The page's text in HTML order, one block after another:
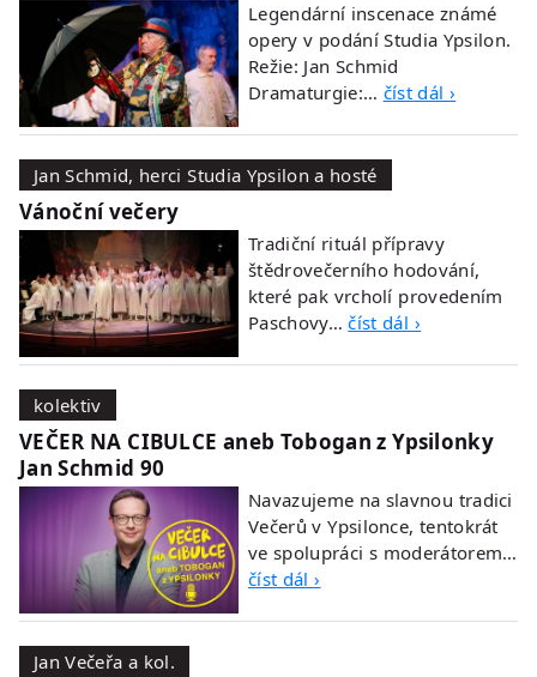
Legendární inscenace známé
opery v podání Studia Ypsilon.
Režie: Jan Schmid
Dramaturgie:… číst dál ›
Jan Schmid, herci Studia Ypsilon a hosté
Vánoční večery
Tradiční rituál přípravy
štědrovečerního hodování,
které pak vrcholí provedením
Paschovy…číst dál ›
kolektiv
VEČER NA CIBULCE aneb Tobogan z Ypsilonky
Jan Schmid 90
Navazujeme na slavnou tradici
Večerů v Ypsilonce, tentokrát
ve spolupráci s moderátorem…
číst dál ›
Jan Večeřa a kol.